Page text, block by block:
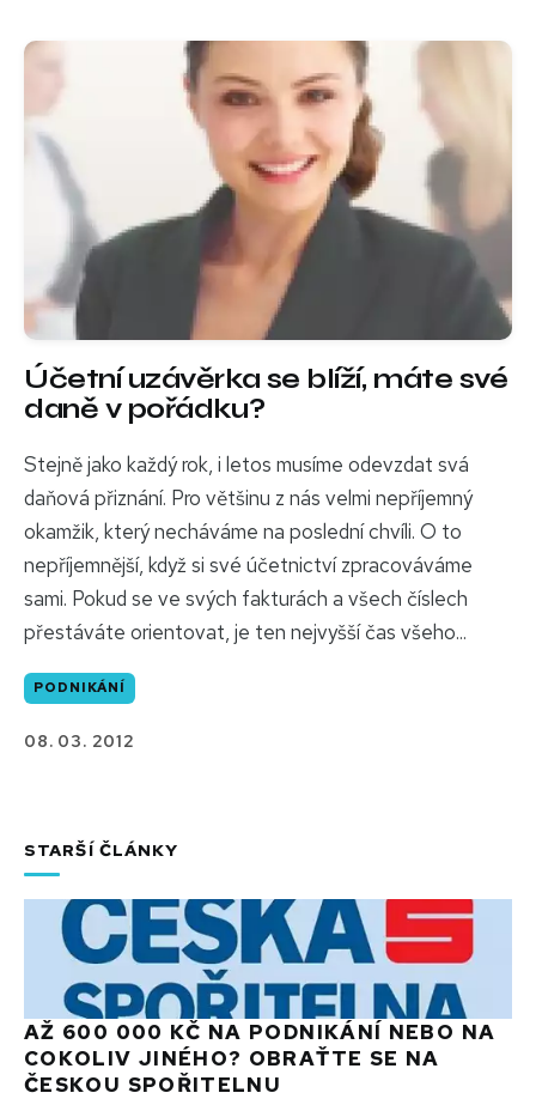
Účetní uzávěrka se blíží, máte své
daně v pořádku?
Stejně jako každý rok, i letos musíme odevzdat svá
daňová přiznání. Pro většinu z nás velmi nepříjemný
okamžik, který necháváme na poslední chvíli. O to
nepříjemnější, když si své účetnictví zpracováváme
sami. Pokud se ve svých fakturách a všech číslech
přestáváte orientovat, je ten nejvyšší čas všeho...
PODNIKÁNÍ
08. 03. 2012
STARŠÍ ČLÁNKY
AŽ 600 000 KČ NA PODNIKÁNÍ NEBO NA
COKOLIV JINÉHO? OBRAŤTE SE NA
ČESKOU SPOŘITELNU